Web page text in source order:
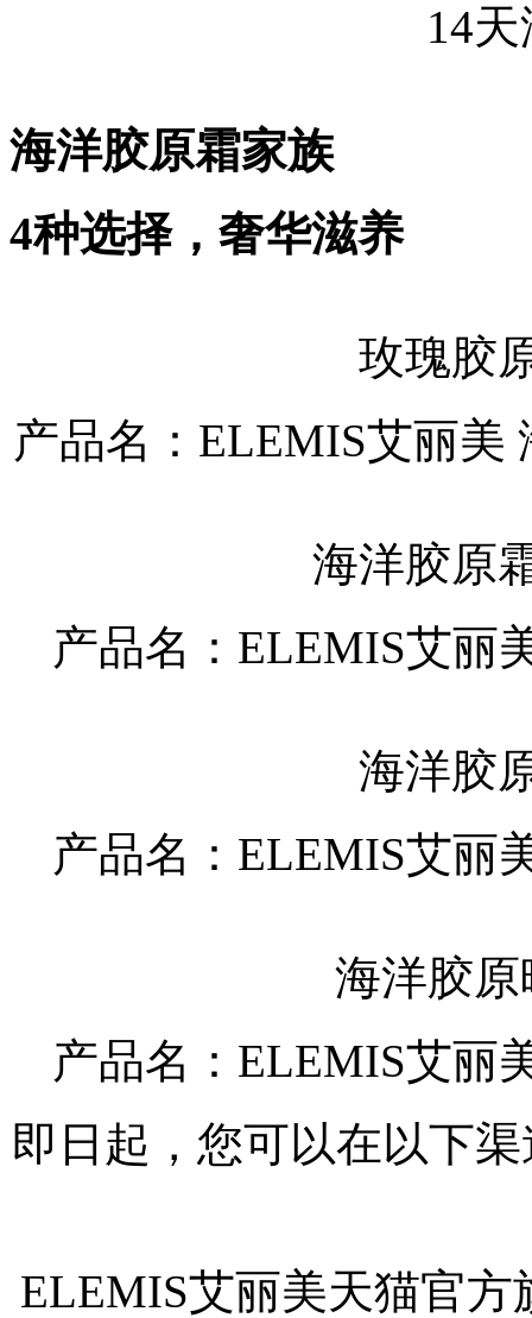
14
海洋胶原霜家族
4种选择，奢华滋养
玫瑰胶
产品名：ELEMIS艾丽美
海洋胶原
产品名：ELEMIS艾丽
海洋胶
产品名：ELEMIS艾丽
海洋胶
产品名：ELEMIS艾丽
即日起，您可以在以下
ELEMIS艾丽美天猫官